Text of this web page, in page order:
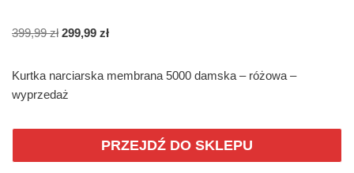
399,99zł 299,99 zł
Kurtka narciarska membrana 5000 damska – różowa –
wyprzedaż
PRZEJDŹ DO SKLEPU